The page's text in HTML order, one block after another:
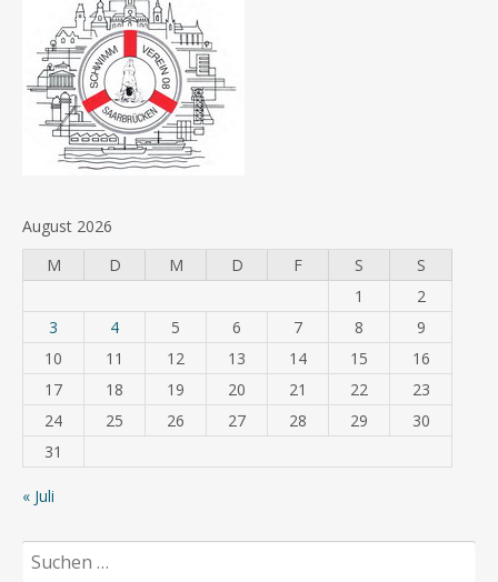
August 2026
M
D M D F S
S
1
2
3
4 5 6 7 8
9
10
11 12 13 14 15
16
17
18 19 20 21 22
23
24
25 26 27 28 29
30
31
« Juli
Suchen
nach: